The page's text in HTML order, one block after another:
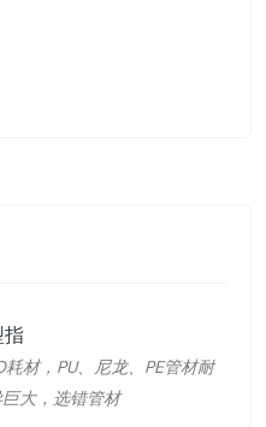
材，PU、尼龙、PE管材耐
大，选错管材